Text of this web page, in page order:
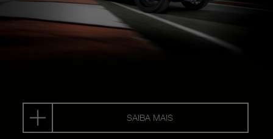
SAIBA MAIS